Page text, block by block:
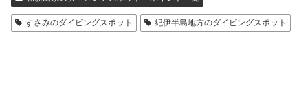
すさみのダイビングスポット 紀伊半島地方のダイビングスポット